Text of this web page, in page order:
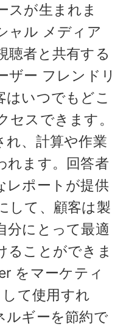
スが生まれま
ャル メディア
聴者と共有する
ザー フレンドリ
はいつでもどこ
スできます。
れ、計算や作業
れます。回答者
レポートが提供
して、顧客は製
分にとって最適
ることができま
をマーケティ
て使用すれ
ルギーを節約で